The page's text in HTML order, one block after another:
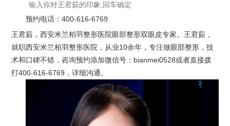
预约电话：400-616-6769
王君茹，西安米兰柏羽整形医院眼部整形双眼皮专家。王君茹，
就职西安米兰柏羽整形医院，从业10余年，专注做眼部整形，技
术和口碑不错，咨询预约添加微信号：bianmei0528或者直接拨
打400-616-6769，详细沟通。